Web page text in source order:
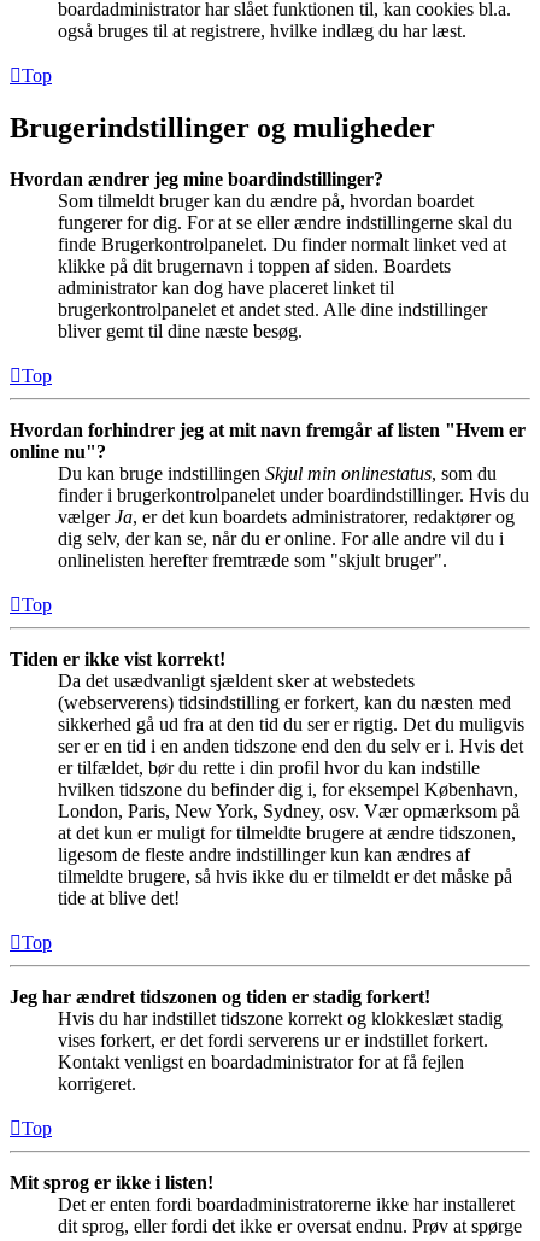
boardadministrator har slået funktionen til, kan cookies bl.a.
også bruges til at registrere, hvilke indlæg du har læst.
Top
Brugerindstillinger og muligheder
Hvordan ændrer jeg mine boardindstillinger?
Som tilmeldt bruger kan du ændre på, hvordan boardet
fungerer for dig. For at se eller ændre indstillingerne skal du
finde Brugerkontrolpanelet. Du finder normalt linket ved at
klikke på dit brugernavn i toppen af siden. Boardets
administrator kan dog have placeret linket til
brugerkontrolpanelet et andet sted. Alle dine indstillinger
bliver gemt til dine næste besøg.
Top
Hvordan forhindrer jeg at mit navn fremgår af listen "Hvem er
online nu"?
Du kan bruge indstillingen Skjul min onlinestatus, som du
finder i brugerkontrolpanelet under boardindstillinger. Hvis du
vælgerJa, er det kun boardets administratorer, redaktører og
dig selv, der kan se, når du er online. For alle andre vil du i
onlinelisten herefter fremtræde som "skjult bruger".
Top
Tiden er ikke vist korrekt!
Da det usædvanligt sjældent sker at webstedets
(webserverens) tidsindstilling er forkert, kan du næsten med
sikkerhed gå ud fra at den tid du ser er rigtig. Det du muligvis
ser er en tid i en anden tidszone end den du selv er i. Hvis det
er tilfældet, bør du rette i din profil hvor du kan indstille
hvilken tidszone du befinder dig i, for eksempel København,
London, Paris, New York, Sydney, osv. Vær opmærksom på
at det kun er muligt for tilmeldte brugere at ændre tidszonen,
ligesom de fleste andre indstillinger kun kan ændres af
tilmeldte brugere, så hvis ikke du er tilmeldt er det måske på
tide at blive det!
Top
Jeg har ændret tidszonen og tiden er stadig forkert!
Hvis du har indstillet tidszone korrekt og klokkeslæt stadig
vises forkert, er det fordi serverens ur er indstillet forkert.
Kontakt venligst en boardadministrator for at få fejlen
korrigeret.
Top
Mit sprog er ikke i listen!
Det er enten fordi boardadministratorerne ikke har installeret
dit sprog, eller fordi det ikke er oversat endnu. Prøv at spørge